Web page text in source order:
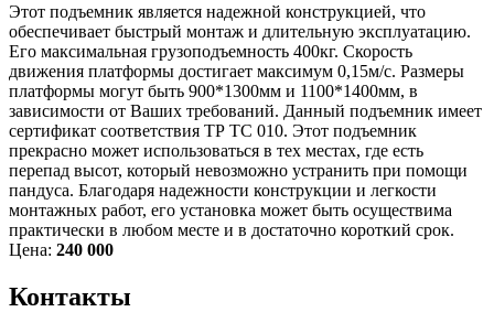
Этот подъемник является надежной конструкцией, что
обеспечивает быстрый монтаж и длительную эксплуатацию.
Его максимальная грузоподъемность 400кг. Скорость
движения платформы достигает максимум 0,15м/с. Размеры
платформы могут быть 900*1300мм и 1100*1400мм, в
зависимости от Ваших требований. Данный подъемник имеет
сертификат соответствия ТР ТС 010. Этот подъемник
прекрасно может использоваться в тех местах, где есть
перепад высот, который невозможно устранить при помощи
пандуса. Благодаря надежности конструкции и легкости
монтажных работ, его установка может быть осуществима
практически в любом месте и в достаточно короткий срок.
Цена: 240 000
Контакты